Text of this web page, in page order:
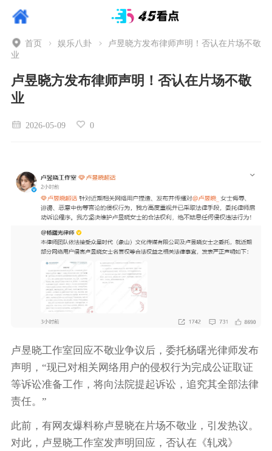
首页 娱乐八卦
卢昱晓方发布律师声明！否认在片场不敬
业
卢昱晓方发布律师声明！否认在片场不敬
业
2026-05-09 0
卢昱晓工作室回应不敬业争议后，委托杨曙光律师发布
声明，“现已对相关网络用户的侵权行为完成公证取证
等诉讼准备工作，将向法院提起诉讼，追究其全部法律
责任。”
此前，有网友爆料称卢昱晓在片场不敬业，引发热议。
对此，卢昱晓工作室发声明回应，否认在《轧戏》